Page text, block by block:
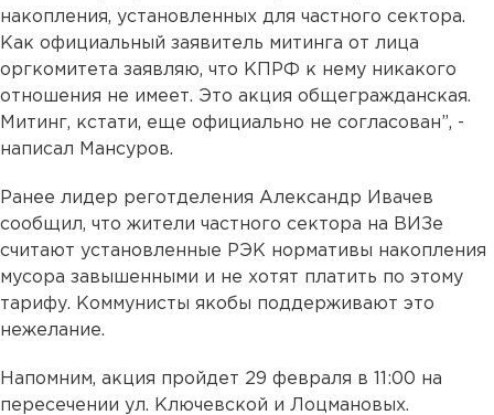
накопления, установленных для частного сектора.
Как официальный заявитель митинга от лица
оргкомитета заявляю, что КПРФ к нему никакого
отношения не имеет. Это акция общегражданская.
Митинг, кстати, еще официально не согласован”, -
написал Мансуров.
Ранее лидер реготделения Александр Ивачев
сообщил, что жители частного сектора на ВИЗе
считают установленные РЭК нормативы накопления
мусора завышенными и не хотят платить по этому
тарифу. Коммунисты якобы поддерживают это
нежелание.
Напомним, акция пройдет 29 февраля в 11:00 на
пересечении ул. Ключевской и Лоцмановых.